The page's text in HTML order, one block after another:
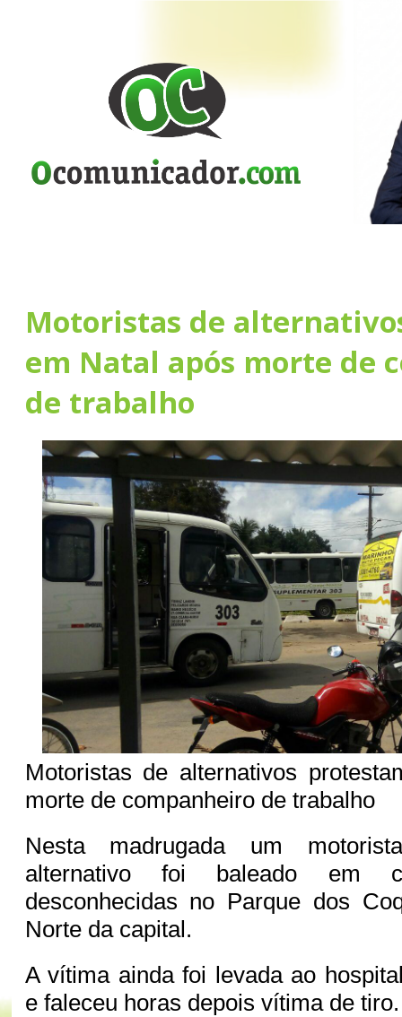
Motoristas de
em Natal após morte de
de trabalho
Motoristas de alternativos
morte de companheiro de trabalho
Nesta madrugada um
alternativo foi baleado em
desconhecidas no Parque dos
Norte da capital.
A vítima ainda foi levada ao
e faleceu horas depois vítima de tiro.